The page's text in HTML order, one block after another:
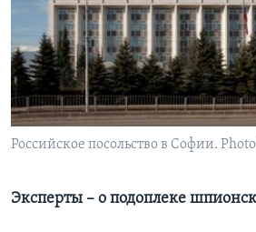
Learning English
СОЦИАЛЬНЫЕ СЕТИ
Российское посольство в Софии.
Эксперты – о подоплеке